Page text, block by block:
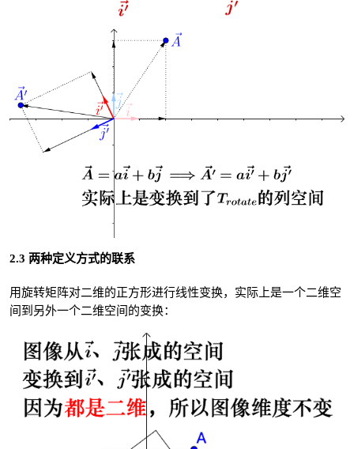
2.3 两种定义方式的联系
用旋转矩阵对二维的正方形进行线性变换，实际上是一个二维空
间到另外一个二维空间的变换：